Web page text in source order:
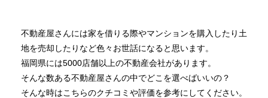
不動産屋さんには家を借りる際やマンションを購入したり土
地を売却したりなど色々お世話になると思います。
福岡県には5000店舗以上の不動産会社があります。
そんな数ある不動産屋さんの中でどこを選べばいいの？
そんな時はこちらのクチコミや評価を参考にしてください。